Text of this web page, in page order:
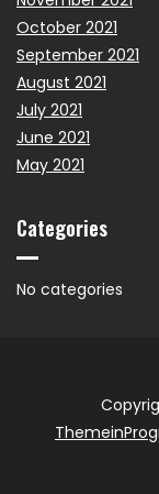
October 2021
September 2021
August 2021
July 2021
June 2021
May 2021
Categories
No categories